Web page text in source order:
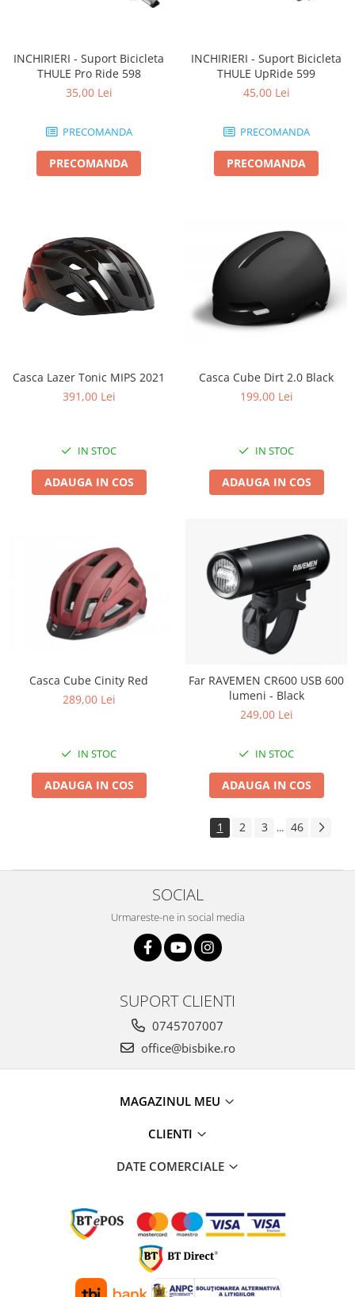
INCHIRIERI - Suport Bicicleta
THULE Pro Ride 598
35,00 Lei
PRECOMANDA
PRECOMANDA
INCHIRIERI - Suport Bicicleta
THULE UpRide 599
45,00 Lei
PRECOMANDA
PRECOMANDA
Casca Lazer Tonic MIPS 2021
391,00 Lei
IN STOC
ADAUGA IN COS
Casca Cube Dirt 2.0 Black
199,00 Lei
IN STOC
ADAUGA IN COS
Casca Cube Cinity Red
289,00 Lei
IN STOC
ADAUGA IN COS
Far RAVEMEN CR600 USB 600
lumeni - Black
249,00 Lei
IN STOC
ADAUGA IN COS
1 2 3 ... 46
SOCIAL
Urmareste-ne in social media
SUPORT CLIENTI
0745707007
office@bisbike.ro
MAGAZINUL MEU
CLIENTI
DATE COMERCIALE